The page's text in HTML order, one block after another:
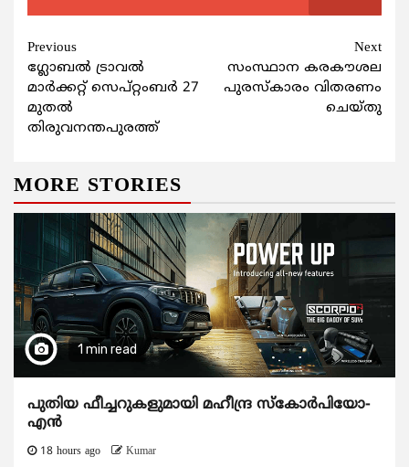
Continue
Reading
Previous
ഗ്ലോബല്‍ ട്രാവല്‍
മാര്‍ക്കറ്റ് സെപ്റ്റംബര്‍ 27
മുതല്‍
തിരുവനന്തപുരത്ത്
Next
സംസ്ഥാന കരകൗശല
പുരസ്കാരം വിതരണം
ചെയ്തു
MORE STORIES
1 min read
പുതിയ ഫീച്ചറുകളുമായി മഹീന്ദ്ര സ്കോർപിയോ-
എൻ
18 hours ago Kumar